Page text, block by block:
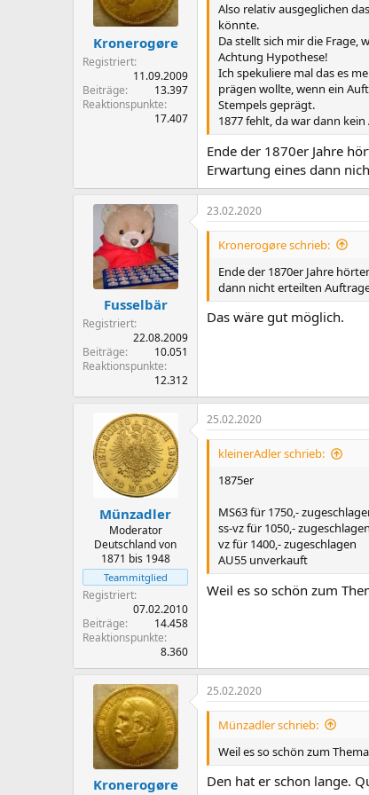
Kronerogøre
Registriert
11.09.2009
Beiträge
13.397
Reaktionspunkte
17.407
Also relativ ausgeglichen
könnte.
Da stellt sich mir die Frage,
Achtung Hypothese!
Ich spekuliere mal das es
prägen wollte, wenn ein
Stempels geprägt.
1877 fehlt, da war dann
Ende der 1870er Jahre
Erwartung eines dann
Fusselbär
Registriert
22.08.2009
Beiträge
10.051
Reaktionspunkte
12.312
23.02.2020
Kronerogøre schrieb:
Ende der 1870er Jahre
dann nicht erteilten
Das wäre gut möglich.
Münzadler
Moderator
Deutschland von
1871 bis 1948
Teammitglied
Registriert
07.02.2010
Beiträge
14.458
Reaktionspunkte
8.360
25.02.2020
kleinerAdler schrieb:
1875er
MS63 für 1750,-
ss-vz für 1050,- zugeschlagen
vz für 1400,- zugeschlagen
AU55 unverkauft
Weil es so schön zum
Kronerogøre
25.02.2020
Münzadler schrieb:
Weil es so schön zum
Den hat er schon lange.